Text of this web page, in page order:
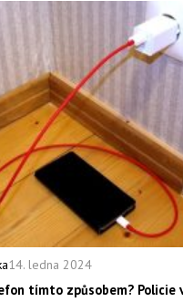
14. ledna 2024
tímto způsobem? Policie